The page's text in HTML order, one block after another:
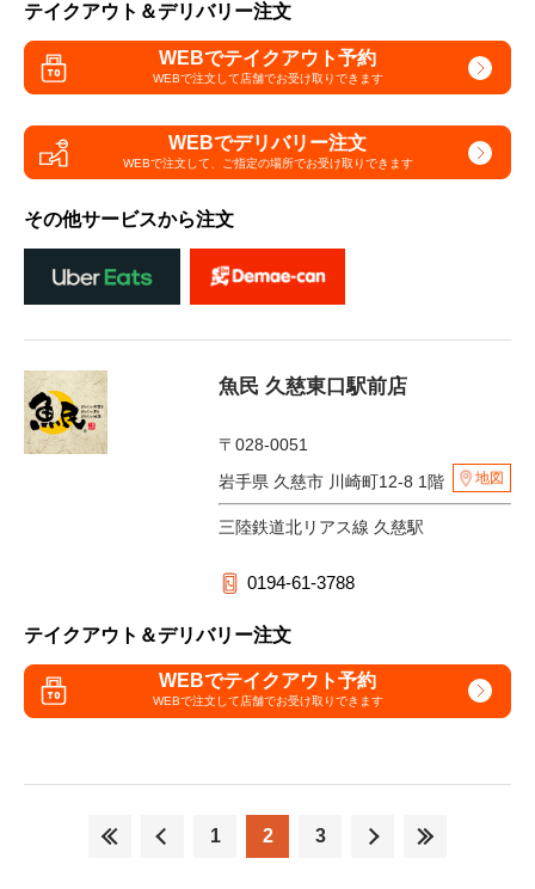
テイクアウト＆デリバリー注文
WEBでテイクアウト予約
WEBで注文して店舗でお受け取りできます
WEBでデリバリー注文
WEBで注文して、 ご指定の場所でお受け取りできます
その他サービスから注文
魚民 久慈東口駅前店
〒028-0051
岩手県 久慈市 川崎町12-8 1階
地図
三陸鉄道北リアス線 久慈駅
0194-61-3788
テイクアウト＆デリバリー注文
WEBでテイクアウト予約
WEBで注文して店舗でお受け取りできます
1 2 3